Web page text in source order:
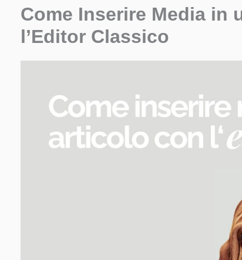
Come Inserire Media in
l’Editor Classico